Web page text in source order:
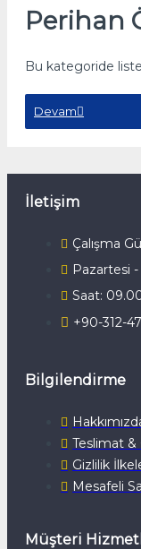
Perihan
Bu kategoride
Devam
İletişim
Çalışma
Pazartesi
Saat:
+90-312-
Bilgilendirme
Teslimat
Gizlilik
Mesafeli
Müşteri